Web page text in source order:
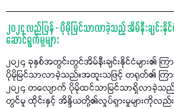
၂၀၂၄ လည်ပြန် - ပိုမိုမြင်သာလာခဲ့သည့် အိမ်နီးချင်းနိုင်
ဆောင်ရွက်မှုများ
၂၀၂၄ ခုနှစ်အတွင်းတွင်အိမ်နီးချင်းနိုင်ငံများ၏ က
ပိုမိုမြင်သာလာခဲ့သည်။အထူးသဖြင့် တရုတ်၏ ကြား
၂၀၂၄ တလျောက် ပိုမိုထင်သာမြင်သာရှိလာခဲ့သည်
တွင်မူ ထိုင်းနှင့် အိန္ဒိယတို့၏လှုပ်ရှားမှုများကိုလည်